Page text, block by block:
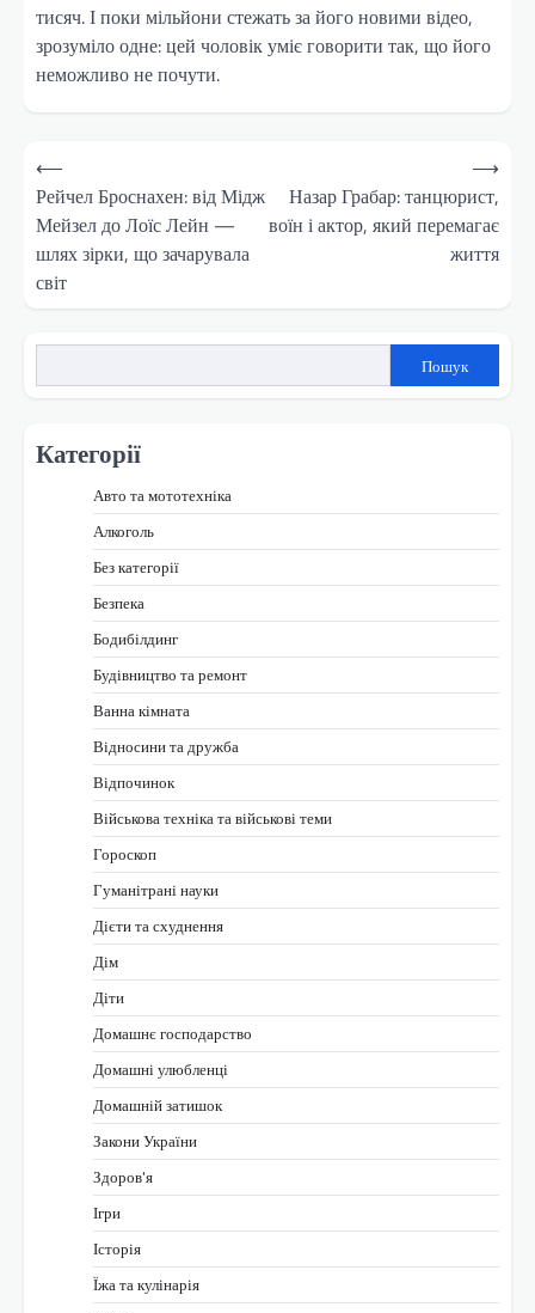
тисяч. І поки мільйони стежать за його новими відео,
зрозуміло одне: цей чоловік уміє говорити так, що його
неможливо не почути.
Навігація
записів
⟵
Рейчел Броснахен: від Мідж
Мейзел до Лоїс Лейн —
шлях зірки, що зачарувала
світ
Назар Грабар: танцюрист,
воїн і актор, який перемагає
життя
⟶
Пошук
Категорії
Авто та мототехніка
Алкоголь
Без категорії
Безпека
Бодибілдинг
Будівництво та ремонт
Ванна кімната
Відносини та дружба
Відпочинок
Військова техніка та військові теми
Гороскоп
Гуманітрані науки
Дієти та схуднення
Дім
Діти
Домашнє господарство
Домашні улюбленці
Домашній затишок
Закони України
Здоров'я
Ігри
Історія
Їжа та кулінарія